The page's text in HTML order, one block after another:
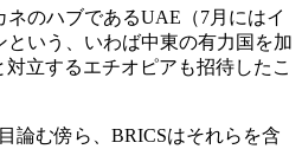
のハブであるUAE（7月にはイ
いう、いわば中東の有力国を加
立するエチオピアも招待したこ
論む傍ら、BRICSはそれらを含